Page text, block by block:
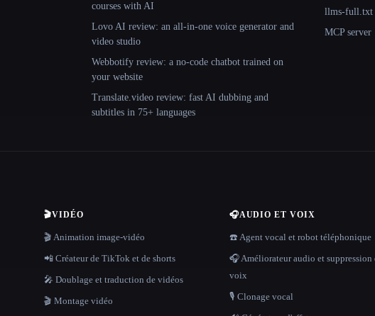
courses with AI
Lovo AI review: an all-in-one voice generator and
video studio
Webbotify review: a no-code chatbot trained on
your website
Translate.video review: fast AI dubbing and
subtitles in 75+ languages
llms-full.txt
MCP server
🎬VIDÉO
🎬 Animation image-vidéo
📲 Créateur de TikTok et de shorts
🎤 Doublage et traduction de vidéos
🎬 Montage vidéo
🎧AUDIO ET VOIX
☎️ Agent vocal et robot téléphonique
🎧 Améliorateur audio et suppression
voix
🎙️ Clonage vocal